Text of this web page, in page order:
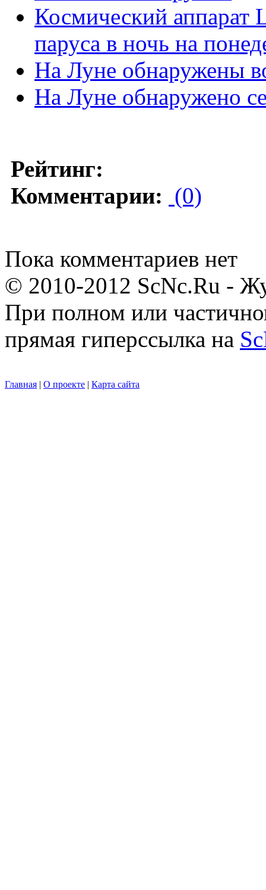
Космический аппарат
паруса в ночь на
На Луне обнаружены
На Луне обнаружено
Рейтинг:
Комментарии: (0)
Пока комментариев нет
© 2010-2012 ScNc.Ru -
При полном или
прямая гиперссылка на
Главная | О проекте | Карта сайта